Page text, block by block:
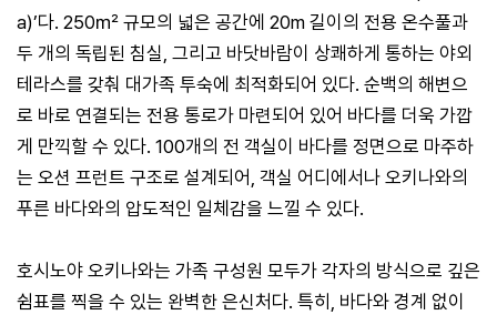
a)’다. 250㎡ 규모의 넓은 공간에 20m 길이의 전용 온수풀과
두 개의 독립된 침실, 그리고 바닷바람이 상쾌하게 통하는 야외
테라스를 갖춰 대가족 투숙에 최적화되어 있다. 순백의 해변으
로 바로 연결되는 전용 통로가 마련되어 있어 바다를 더욱 가깝
게 만끽할 수 있다. 100개의 전 객실이 바다를 정면으로 마주하
는 오션 프런트 구조로 설계되어, 객실 어디에서나 오키나와의
푸른 바다와의 압도적인 일체감을 느낄 수 있다.
호시노야 오키나와는 가족 구성원 모두가 각자의 방식으로 깊은
쉼표를 찍을 수 있는 완벽한 은신처다. 특히, 바다와 경계 없이